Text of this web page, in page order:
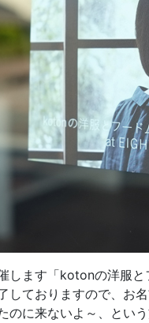
します「kotonの洋服
しておりますので、お
のに来ないよ～、とい